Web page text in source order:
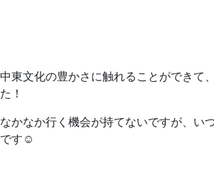
中東文化の豊かさに触れることができて
た！
なかなか行く機会が持てないですが、い
です☺